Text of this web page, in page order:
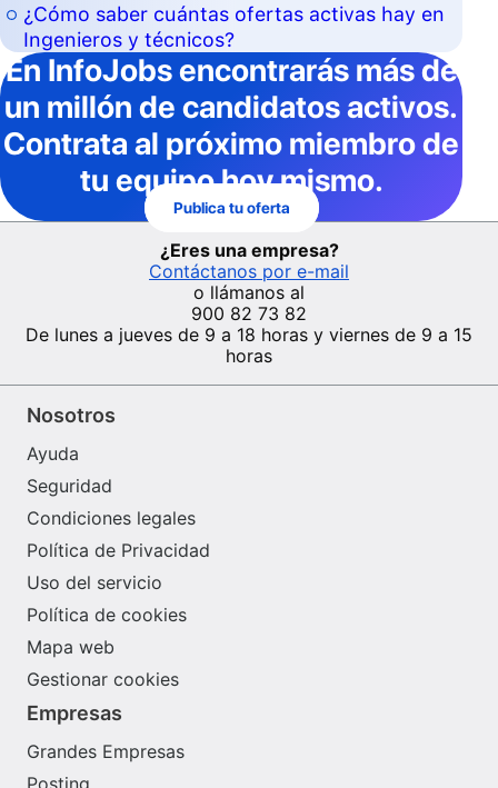
¿Cómo saber cuántas ofertas activas hay en
Ingenieros y técnicos?
En InfoJobsencontrarás más de
un millón de candidatos activos.
Contrata al próximo miembro de
tu equipo hoy mismo.
Publica tu oferta
¿Eres una empresa?
Contáctanos por e-mail
o llámanos al
900 82 73 82
De lunes a jueves de 9 a 18 horas y viernes de 9 a 15
horas
Nosotros
Ayuda
Seguridad
Condiciones legales
Política de Privacidad
Uso del servicio
Política de cookies
Mapa web
Gestionar cookies
Empresas
Grandes Empresas
Posting